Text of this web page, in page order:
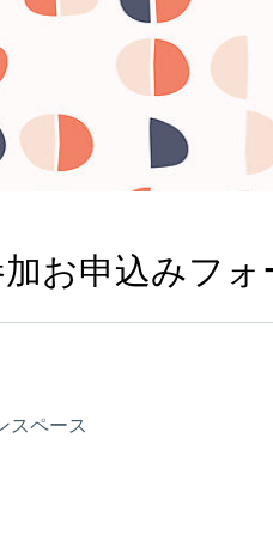
お申込みフォ
スペース